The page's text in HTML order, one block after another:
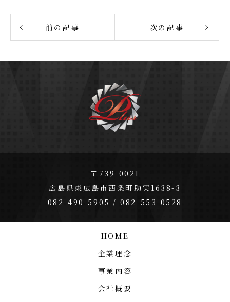
前の記事 次の記事
〒739-0021
広島県東広島市西条町助実1638-3
082-490-5905 / 082-553-0528
HOME
企業理念
事業内容
会社概要